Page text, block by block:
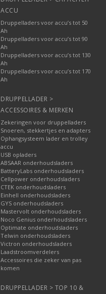
ACCU
Druppelladers voor accu’s tot 50
Ah
Druppelladers voor accu’s tot 90
Ah
Druppelladers voor accu’s tot 130
Ah
Druppelladers voor accu’s tot 170
Ah
DRUPPELLADER >
ACCESSOIRES & MERKEN
Zekeringen voor druppelladers
Snoeren, stekkertjes en adapters
Ophangsysteem lader en trolley
accu
USB opladers
ABSAAR onderhoudsladers
BatteryLabs onderhoudsladers
Cellpower onderhoudsladers
CTEK onderhoudsladers
Einhell onderhoudsladers
GYS onderhoudsladers
Mastervolt onderhoudsladers
Noco Genius onderhoudsladers
Optimate onderhoudsladers
Telwin onderhoudsladers
Victron onderhoudsladers
Laadstroomverdelers
Accessoires die zeker van pas
komen
DRUPPELLADER > TOP 10 &